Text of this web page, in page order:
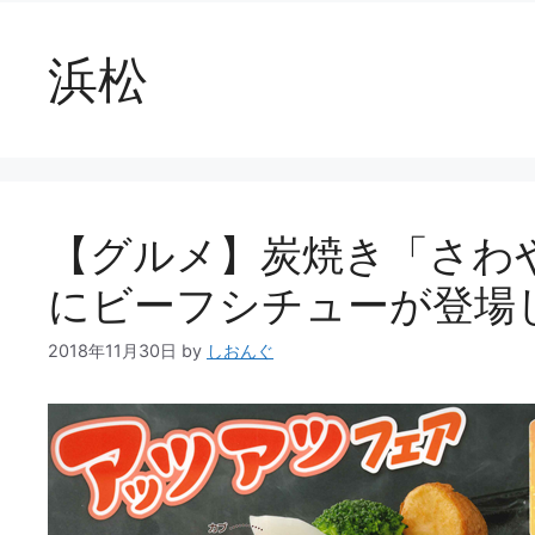
浜松
【グルメ】炭焼き「さ
にビーフシチューが登
2018年11月30日 by しおんぐ